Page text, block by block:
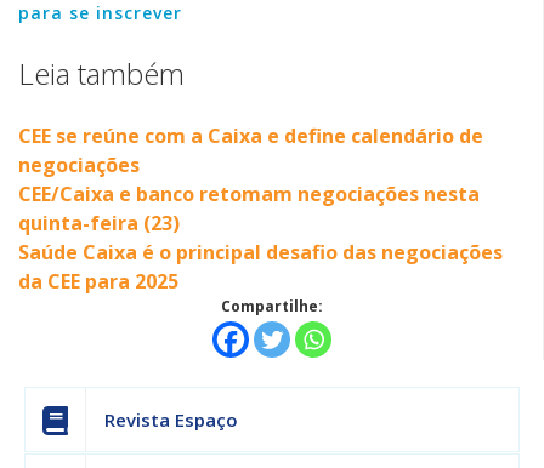
para se inscrever
Leia também
CEE se reúne com a Caixa e define calendário de
negociações
CEE/Caixa e banco retomam negociações nesta
quinta-feira (23)
Saúde Caixa é o principal desafio das negociações
da CEE para 2025
Compartilhe:
Revista Espaço